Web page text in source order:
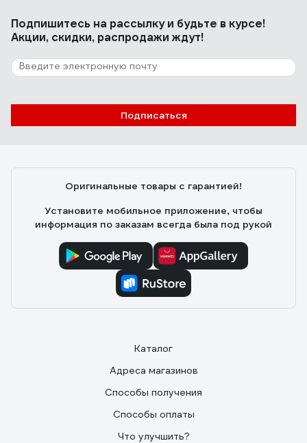
Подпишитесь на рассылкуи будьте в курсе!
Акции, скидки, распродажи ждут!
Подписаться
Оригинальные товары с гарантией!
Установите мобильное приложение, чтобы
информация по заказам всегда была под рукой
Каталог
Адреса магазинов
Способы получения
Способы оплаты
Что улучшить?